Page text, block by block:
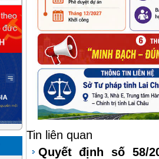
Tin liên quan
Quyết định số 58/